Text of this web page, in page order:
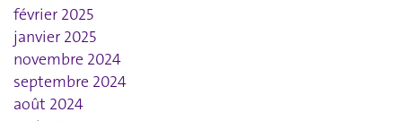
février 2025
janvier 2025
novembre 2024
septembre 2024
août 2024